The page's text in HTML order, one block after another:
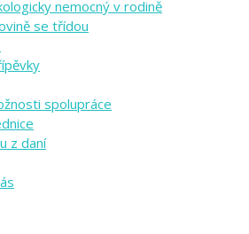
nemocný v rodině
se třídou
spolupráce
z daní